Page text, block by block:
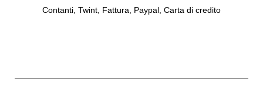
Contanti, Twint, Fattura, Paypal, Carta di credito